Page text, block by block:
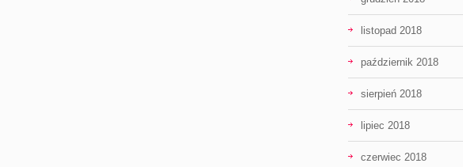
listopad 2018
październik 2018
sierpień 2018
lipiec 2018
czerwiec 2018